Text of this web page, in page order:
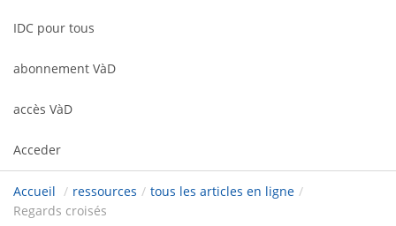
IDC pour tous
abonnement VàD
accès VàD
Acceder
Accueil / ressources / tous les articles en ligne /
Regards croisés